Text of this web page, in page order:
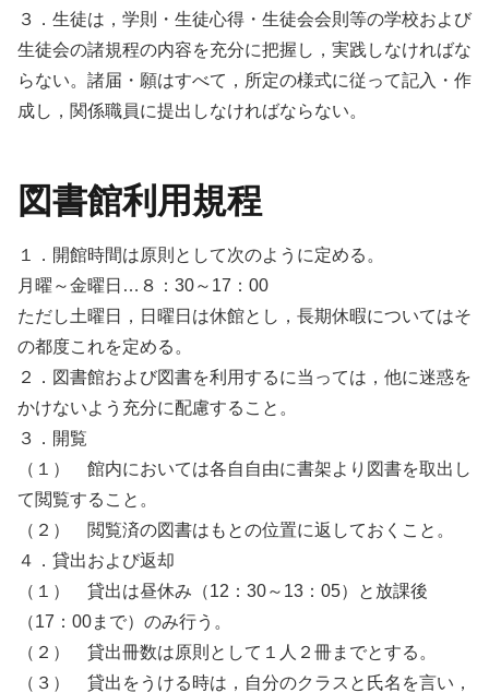
３．生徒は，学則・生徒心得・生徒会会則等の学校および
生徒会の諸規程の内容を充分に把握し，実践しなければな
らない。諸届・願はすべて，所定の様式に従って記入・作
成し，関係職員に提出しなければならない。
図書館利用規程
１．開館時間は原則として次のように定める。
月曜～金曜日…８：30～17：00
ただし土曜日，日曜日は休館とし，長期休暇についてはそ
の都度これを定める。
２．図書館および図書を利用するに当っては，他に迷惑を
かけないよう充分に配慮すること。
３．開覧
（１） 館内においては各自自由に書架より図書を取出し
て閲覧すること。
（２） 閲覧済の図書はもとの位置に返しておくこと。
４．貸出および返却
（１） 貸出は昼休み（12：30～13：05）と放課後
（17：00まで）のみ行う。
（２） 貸出冊数は原則として１人２冊までとする。
（３） 貸出をうける時は，自分のクラスと氏名を言い，